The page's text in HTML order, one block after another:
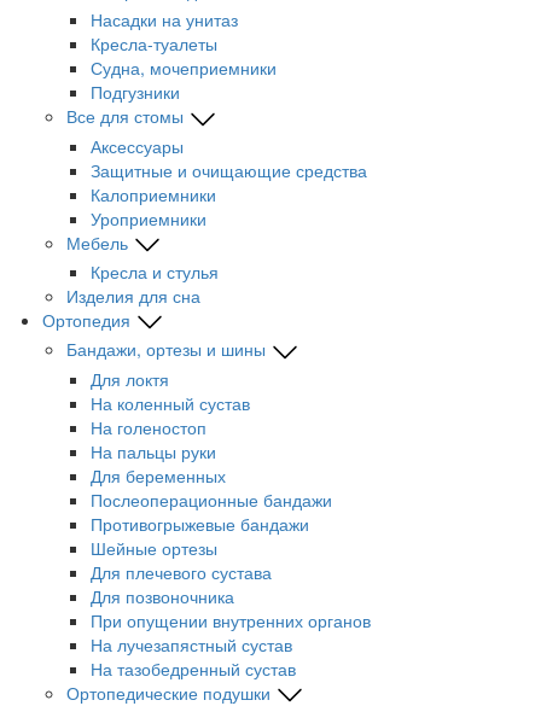
Насадки на унитаз
Кресла-туалеты
Судна, мочеприемники
Подгузники
Все для стомы
Аксессуары
Защитные и очищающие средства
Калоприемники
Уроприемники
Мебель
Кресла и стулья
Изделия для сна
Ортопедия
Бандажи, ортезы и шины
Для локтя
На коленный сустав
На голеностоп
На пальцы руки
Для беременных
Послеоперационные бандажи
Противогрыжевые бандажи
Шейные ортезы
Для плечевого сустава
Для позвоночника
При опущении внутренних органов
На лучезапястный сустав
На тазобедренный сустав
Ортопедические подушки